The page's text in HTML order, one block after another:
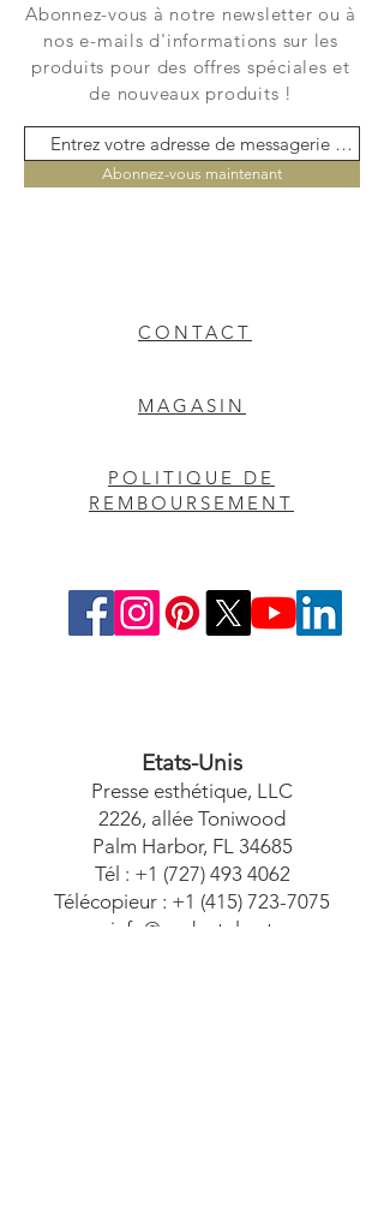
Abonnez-vous à notre newsletter ou à
nos e-mails d'informations sur les
produits pour des offres spéciales et
de nouveaux produits !
Abonnez-vous maintenant
CONTACT
MAGASIN
POLITIQUE DE
REMBOURSEMENT
Etats-Unis
Presse esthétique, LLC
2226, allée Toniwood
Palm Harbor, FL 34685
Tél : +1 (727) 493 4062
Télécopieur : +1 (415) 723-7075
info@apdental.net